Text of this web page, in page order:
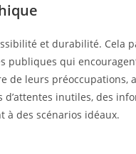
et durabilité. Cela
publiques qui
de leurs préoccupations,
d’attentes inutiles, des
à des scénarios idéaux.